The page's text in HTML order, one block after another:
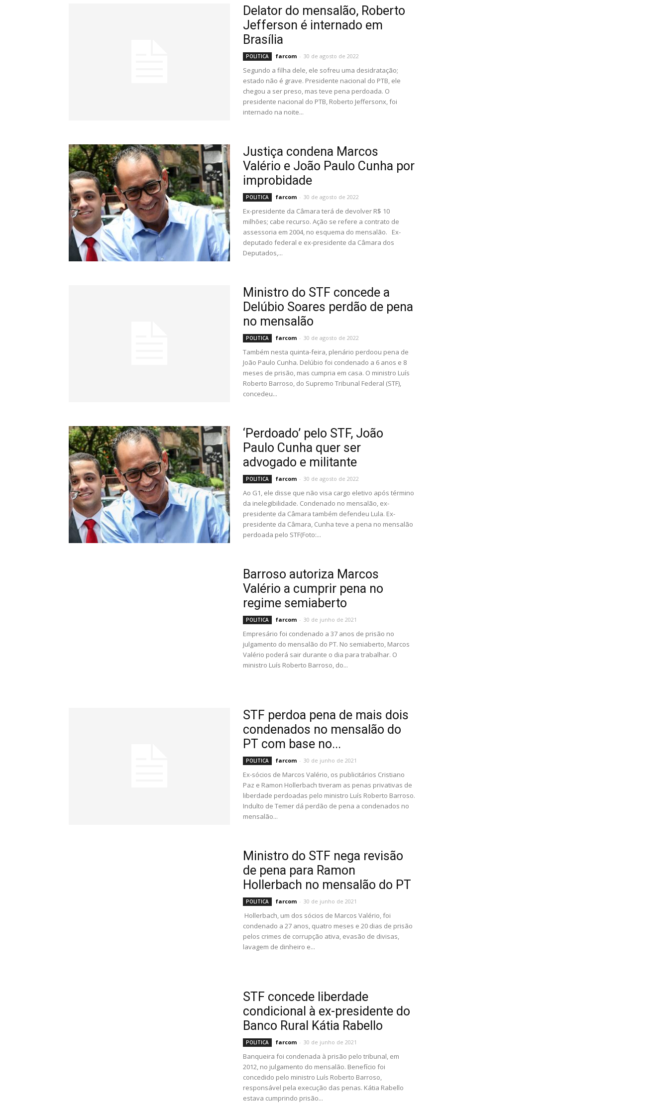
Delator do mensalão, Roberto
Jefferson é internado em
Brasília
POLITICA farcom - 30 de agosto de 2022
Segundo a filha dele, ele sofreu uma desidratação;
estado não é grave. Presidente nacional do PTB, ele
chegou a ser preso, mas teve pena perdoada. O
presidente nacional do PTB, Roberto Jeffersonx, foi
internado na noite...
Justiça condena Marcos
Valério e João Paulo Cunha por
improbidade
POLITICA farcom - 30 de agosto de 2022
Ex-presidente da Câmara terá de devolver R$ 10
milhões; cabe recurso. Ação se refere a contrato de
assessoria em 2004, no esquema do mensalão. Ex-
deputado federal e ex-presidente da Câmara dos
Deputados,...
Ministro do STF concede a
Delúbio Soares perdão de pena
no mensalão
POLITICA farcom - 30 de agosto de 2022
Também nesta quinta-feira, plenário perdoou pena de
João Paulo Cunha. Delúbio foi condenado a 6 anos e 8
meses de prisão, mas cumpria em casa. O ministro Luís
Roberto Barroso, do Supremo Tribunal Federal (STF),
concedeu...
‘Perdoado’ pelo STF, João
Paulo Cunha quer ser
advogado e militante
POLITICA farcom - 30 de agosto de 2022
Ao G1, ele disse que não visa cargo eletivo após término
da inelegibilidade. Condenado no mensalão, ex-
presidente da Câmara também defendeu Lula. Ex-
presidente da Câmara, Cunha teve a pena no mensalão
perdoada pelo STF(Foto:...
Barroso autoriza Marcos
Valério a cumprir pena no
regime semiaberto
POLITICA farcom - 30 de junho de 2021
Empresário foi condenado a 37 anos de prisão no
julgamento do mensalão do PT. No semiaberto, Marcos
Valério poderá sair durante o dia para trabalhar. O
ministro Luís Roberto Barroso, do...
STF perdoa pena de mais dois
condenados no mensalão do
PT com base no...
POLITICA farcom - 30 de junho de 2021
Ex-sócios de Marcos Valério, os publicitários Cristiano
Paz e Ramon Hollerbach tiveram as penas privativas de
liberdade perdoadas pelo ministro Luís Roberto Barroso.
Indulto de Temer dá perdão de pena a condenados no
mensalão...
Ministro do STF nega revisão
de pena para Ramon
Hollerbach no mensalão do PT
POLITICA farcom - 30 de junho de 2021
Hollerbach, um dos sócios de Marcos Valério, foi
condenado a 27 anos, quatro meses e 20 dias de prisão
pelos crimes de corrupção ativa, evasão de divisas,
lavagem de dinheiro e...
STF concede liberdade
condicional à ex-presidente do
Banco Rural Kátia Rabello
POLITICA farcom - 30 de junho de 2021
Banqueira foi condenada à prisão pelo tribunal, em
2012, no julgamento do mensalão. Benefício foi
concedido pelo ministro Luís Roberto Barroso,
responsável pela execução das penas. Kátia Rabello
estava cumprindo prisão...